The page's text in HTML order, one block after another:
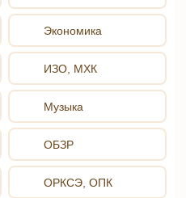
Экономика
ИЗО, МХК
Музыка
ОБЗР
ОРКСЭ, ОПК